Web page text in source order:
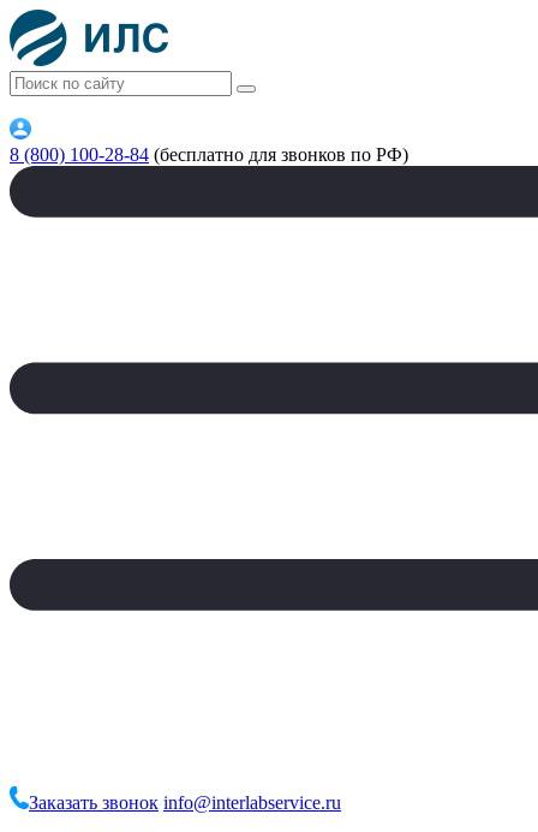
8 (800) 100-28-84 (бесплатно для звонков по РФ)
Заказать звонок info@interlabservice.ru